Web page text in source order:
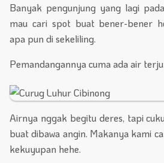
Banyak pengunjung yang lagi
mau cari spot buat bener-bener
apa pun di sekeliling.
Pemandangannya cuma ada air
Airnya nggak begitu deres, tapi
buat dibawa angin. Makanya kami
kekuyupan hehe.